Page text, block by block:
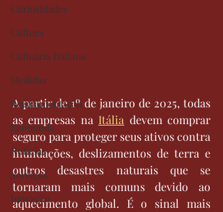
Curiosidades
Cultura
Culinária Italiana
Medidas
Regulamentação
Economia
Notícias
Serviços
Inovação
A partir de 1º de janeiro de 2025, todas
as empresas na Itália devem comprar
seguro para proteger seus ativos contra
inundações, deslizamentos de terra e
outros desastres naturais que se
tornaram mais comuns devido ao
aquecimento global. É o sinal mais